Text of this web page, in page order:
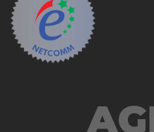
Vibroculteurs à tracteur
Macom
Macte Ovens
Makita
Marina Systems